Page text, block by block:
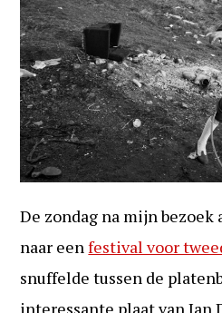
De zondag na mijn bezoek
naar eenfestival voor
snuffelde tussen de
interessante plaat van Ian